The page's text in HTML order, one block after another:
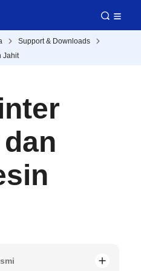
Support & Downloads
Jahit